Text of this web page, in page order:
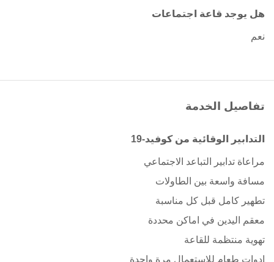
هل يوجد قاعة اجتماعات
نعم
تفاصيل الخدمة
التدابير الوقائية من كوفيد-19
مراعاة تدابير التباعد الاجتماعي
مسافة واسعة بين الطاولات
تطهير كامل قبل كل مناسبة
معقم اليدين في اماكن محددة
تهوية منتظمة للقاعة
ادوات طعام للاستعمال مرة واحدة